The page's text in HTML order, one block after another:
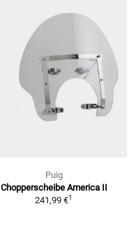
Puig
Chopperscheibe America II
241,99 €1